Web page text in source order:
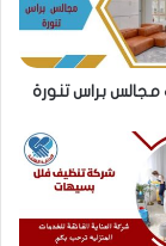
براس تنورة